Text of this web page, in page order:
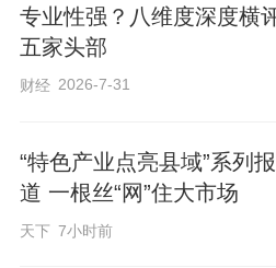
透过参观通道的玻璃窗
鸡舍整齐排列，蛋鸡或
专业性强？八维度深度横
五家头部
财经 2026-7-31
“特色产业点亮县域”系列报
道 一根丝“网”住大市场
天下 7小时前